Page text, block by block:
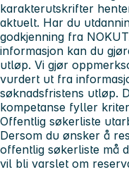
karakterutskrifter
aktuelt. Har du
godkjenning fra
informasjon kan du
utløp. Vi gjør
vurdert ut fra
søknadsfristens utløp.
kompetanse fyller
Offentlig søkerliste
Dersom du ønsker å
offentlig søkerliste må
vil bli varslet om